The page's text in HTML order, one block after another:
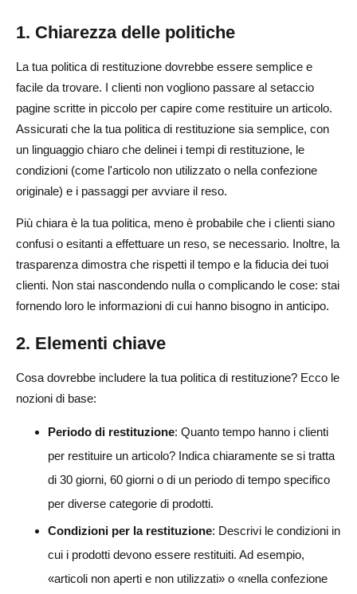
1. Chiarezza delle politiche
La tua politica di restituzione dovrebbe essere semplice e
facile da trovare. I clienti non vogliono passare al setaccio
pagine scritte in piccolo per capire come restituire un articolo.
Assicurati che la tua politica di restituzione sia semplice, con
un linguaggio chiaro che delinei i tempi di restituzione, le
condizioni (come l'articolo non utilizzato o nella confezione
originale) e i passaggi per avviare il reso.
Più chiara è la tua politica, meno è probabile che i clienti siano
confusi o esitanti a effettuare un reso, se necessario. Inoltre, la
trasparenza dimostra che rispetti il tempo e la fiducia dei tuoi
clienti. Non stai nascondendo nulla o complicando le cose: stai
fornendo loro le informazioni di cui hanno bisogno in anticipo.
2. Elementi chiave
Cosa dovrebbe includere la tua politica di restituzione? Ecco le
nozioni di base:
Periodo di restituzione: Quanto tempo hanno i clienti
per restituire un articolo? Indica chiaramente se si tratta
di 30 giorni, 60 giorni o di un periodo di tempo specifico
per diverse categorie di prodotti.
Condizioni per la restituzione: Descrivi le condizioni in
cui i prodotti devono essere restituiti. Ad esempio,
«articoli non aperti e non utilizzati» o «nella confezione